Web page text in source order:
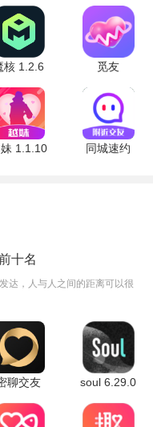
能够智能推荐相
兴趣的作品。
要的功能，提升了使用
其他二次元爱好者进行
良好的互动氛围。
核 1.2.6
安卓版
觅友
1.4.5.1 最
新版
1.1.10
同城速约
十名
达，人与人之间的距离可以很
聊交友
手机版
soul 6.29.0
最新版